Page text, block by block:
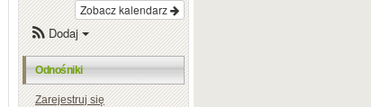
Zobacz kalendarz
Dodaj
Odnośniki
Zarejestruj się